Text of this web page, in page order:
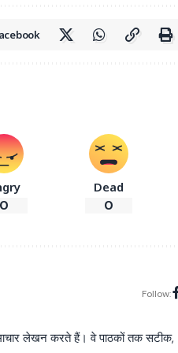
0
Dead
0
Follow:
लेखन करते हैं। वे पाठकों तक सटीक,